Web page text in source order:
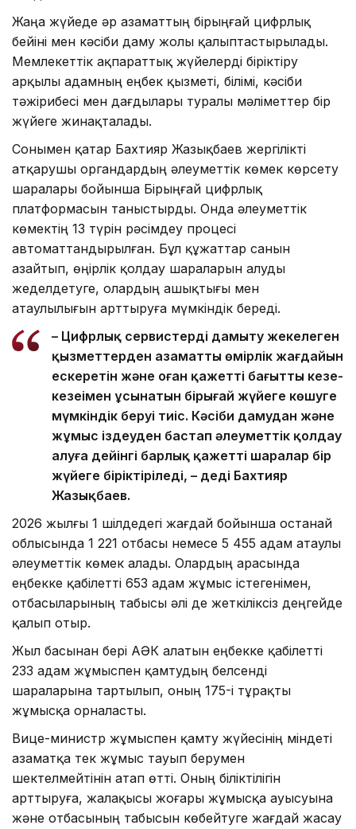
Жаңа жүйеде әр азаматтың бірыңғай цифрлық
бейіні мен кәсіби даму жолы қалыптастырылады.
Мемлекеттік ақпараттық жүйелерді біріктіру
арқылы адамның еңбек қызметі, білімі, кәсіби
тәжірибесі мен дағдылары туралы мәліметтер бір
жүйеге жинақталады.
Сонымен қатар Бахтияр Жазықбаев жергілікті
атқарушы органдардың әлеуметтік көмек көрсету
шаралары бойынша Бірыңғай цифрлық
платформасын таныстырды. Онда әлеуметтік
көмектің 13 түрін рәсімдеу процесі
автоматтандырылған. Бұл құжаттар санын
азайтып, өңірлік қолдау шараларын алуды
жеделдетуге, олардың ашықтығы мен
атаулылығын арттыруға мүмкіндік береді.
– Цифрлық сервистерді дамыту жекелеген
қызметтерден азаматтың өмірлік жағдайын
ескеретін және оған қажетті бағытты кезең-
кезеңімен ұсынатын бірыңғай жүйеге көшуге
мүмкіндік беруі тиіс. Кәсіби дамудан және
жұмыс іздеуден бастап әлеуметтік қолдау
алуға дейінгі барлық қажетті шаралар бір
жүйеге біріктіріледі, – деді Бахтияр
Жазықбаев.
2026 жылғы 1 шілдедегі жағдай бойынша Қостанай
облысында 1 221 отбасы немесе 5 455 адам атаулы
әлеуметтік көмек алады. Олардың арасында
еңбекке қабілетті 653 адам жұмыс істегенімен,
отбасыларының табысы әлі де жеткіліксіз деңгейде
қалып отыр.
Жыл басынан бері АӘК алатын еңбекке қабілетті
233 адам жұмыспен қамтудың белсенді
шараларына тартылып, оның 175-і тұрақты
жұмысқа орналасты.
Вице-министр жұмыспен қамту жүйесінің міндеті
азаматқа тек жұмыс тауып берумен
шектелмейтінін атап өтті. Оның біліктілігін
арттыруға, жалақысы жоғары жұмысқа ауысуына
және отбасының табысын көбейтуге жағдай жасау